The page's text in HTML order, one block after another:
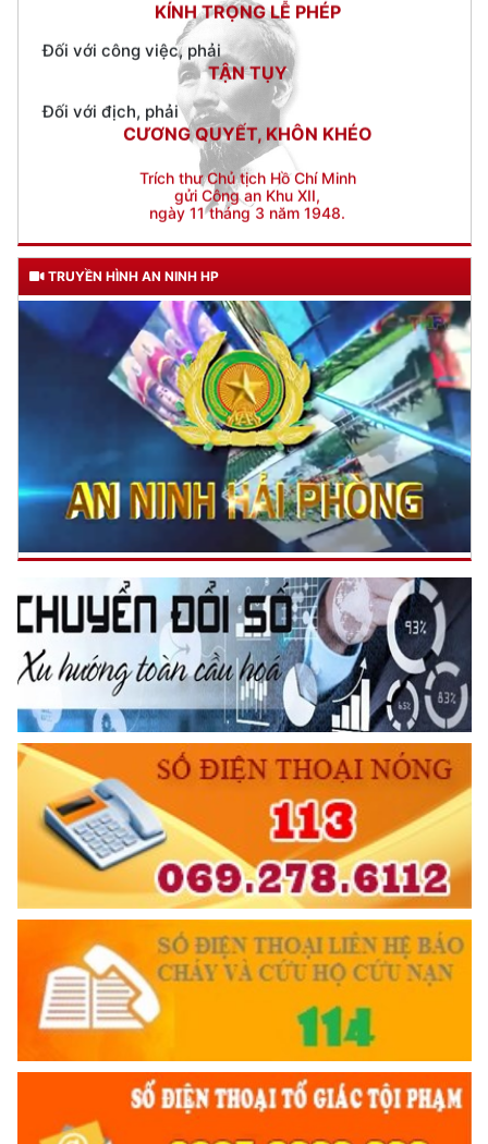
CƯƠNG QUYẾT, KHÔN KHÉO
Trích thư Chủ tịch Hồ Chí Minh
gửi Công an Khu XII,
ngày 11 tháng 3 năm 1948.
TRUYỀN HÌNH AN NINH HP